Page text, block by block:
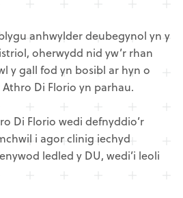
anhwylder deubegynol yn y
oherwydd nid yw’r rhan
y gall fod yn bosibl ar hyn o
Di Florio yn parhau.
Di Florio wedi defnyddio’r
i agor clinig iechyd
ledled y DU, wedi’i leoli